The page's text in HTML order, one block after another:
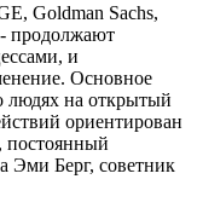
Goldman Sachs,
продолжают
и
Основное
людях на открытый
ориентирован
постоянный
Эми Берг, советник